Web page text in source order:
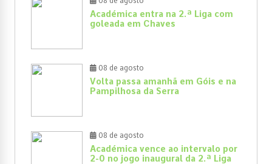
Académica entra na 2.ª Liga com
goleada em Chaves
08 de agosto
Volta passa amanhã em Góis e na
Pampilhosa da Serra
08 de agosto
Académica vence ao intervalo por
2-0 no jogo inaugural da 2.ª Liga